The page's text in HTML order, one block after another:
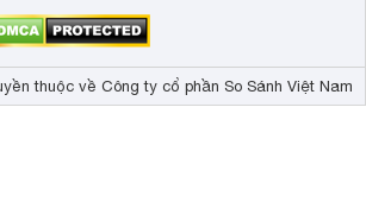
thuộc về Công ty cổ phần So Sánh Việt Nam